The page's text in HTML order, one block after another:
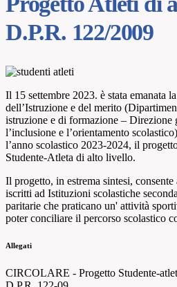
D.P.R. 122/2009
Il 15 settembre 2023. è stata emanata
dell’Istruzione e del merito
istruzione e di formazione – Direzione
l’inclusione e l’orientamento
l’anno scolastico 2023-2024, il
Studente-Atleta di alto livello.
Il progetto, in estrema sintesi, consente
iscritti ad Istituzioni scolastiche
paritarie che praticano un' attività
poter conciliare il percorso scolastico
Allegati
CIRCOLARE - Progetto Studente-